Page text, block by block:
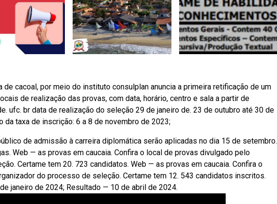
cacoal, por meio do instituto consulplan anuncia a primeira retificação de um
de realização das provas, com data, horário, centro e sala a partir de
ufc. br data de realização do seleção 29 de janeiro de. 23 de outubro até 30 de
taxa de inscrição: 6 a 8 de novembro de 2023;
de admissão à carreira diplomática serão aplicadas no dia 15 de setembro.
Web — as provas em caucaia. Confira o local de provas divulgado pelo
Certame tem 20. 723 candidatos. Web — as provas em caucaia. Confira o
do processo de seleção. Certame tem 12. 543 candidatos inscritos.
janeiro de 2024; Resultado — 10 de abril de 2024.